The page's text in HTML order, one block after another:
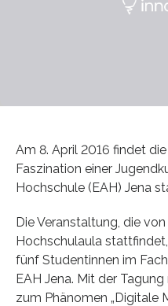
Am 8. April 2016 findet
Faszination einer
Hochschule (EAH) Jena
Die Veranstaltung, die
Hochschulaula
fünf Studentinnen im
EAH Jena. Mit der
zum Phänomen „Digitale